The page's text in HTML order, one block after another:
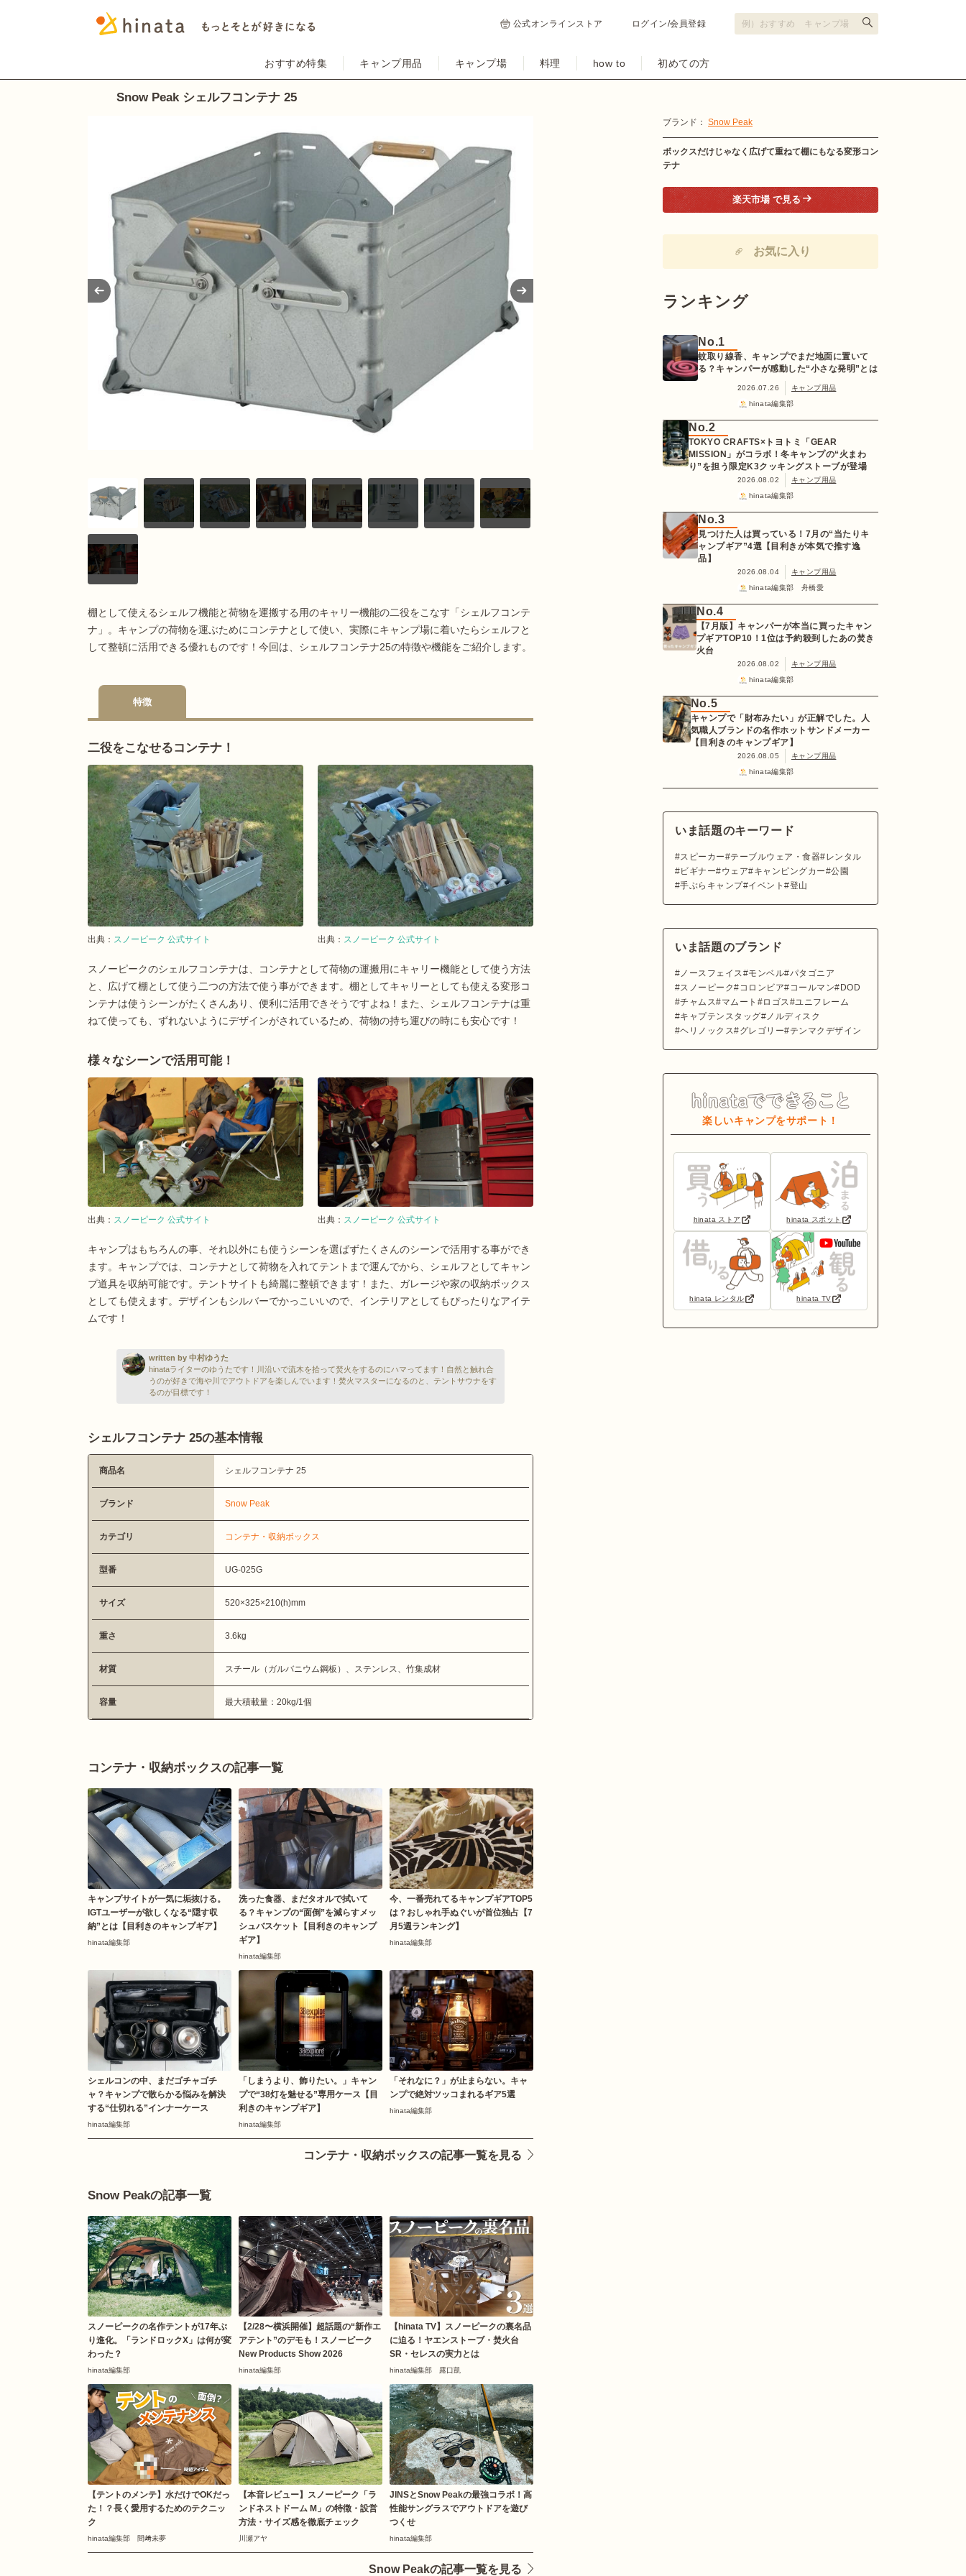
公式オンラインストア ログイン/会員登録
おすすめ特集 キャンプ用品 キャンプ場 料理 how to 初めての方
Snow Peak シェルフコンテナ 25
Next
棚として使えるシェルフ機能と荷物を運搬する用のキャリー機能の二役をこなす「シェルフコンテ
ナ」。キャンプの荷物を運ぶためにコンテナとして使い、実際にキャンプ場に着いたらシェルフと
して整頓に活用できる優れものです！今回は、シェルフコンテナ25の特徴や機能をご紹介します。
特徴
二役をこなせるコンテナ！
出典： スノーピーク 公式サイト 出典： スノーピーク 公式サイト
スノーピークのシェルフコンテナは、コンテナとして荷物の運搬用にキャリー機能として使う方法
と、広げて棚として使う二つの方法で使う事ができます。棚としてキャリーとしても使える変形コ
ンテナは使うシーンがたくさんあり、便利に活用できそうですよね！また、シェルフコンテナは重
ねて使っても、ずれないようにデザインがされているため、荷物の持ち運びの時にも安心です！
様々なシーンで活用可能！
出典： スノーピーク 公式サイト 出典： スノーピーク 公式サイト
キャンプはもちろんの事、それ以外にも使うシーンを選ばずたくさんのシーンで活用する事ができ
ます。キャンプでは、コンテナとして荷物を入れてテントまで運んでから、シェルフとしてキャン
プ道具を収納可能です。テントサイトも綺麗に整頓できます！また、ガレージや家の収納ボックス
としても使えます。デザインもシルバーでかっこいいので、インテリアとしてもぴったりなアイテ
ムです！
written by 中村ゆうた
hinataライターのゆうたです！川沿いで流木を拾って焚火をするのにハマってます！自然と触れ合
うのが好きで海や川でアウトドアを楽しんでいます！焚火マスターになるのと、テントサウナをす
るのが目標です！
シェルフコンテナ 25の基本情報
商品名 シェルフコンテナ 25
ブランド Snow Peak
カテゴリ コンテナ・収納ボックス
型番 UG-025G
サイズ 520×325×210(h)mm
重さ 3.6kg
材質 スチール（ガルバニウム鋼板）、ステンレス、竹集成材
容量 最大積載量：20kg/1個
コンテナ・収納ボックスの記事一覧
キャンプサイトが一気に垢抜ける。
IGTユーザーが欲しくなる“隠す収
納”とは【目利きのキャンプギア】
hinata編集部
洗った食器、まだタオルで拭いて
る？キャンプの“面倒”を減らすメッ
シュバスケット【目利きのキャンプ
ギア】
hinata編集部
今、一番売れてるキャンプギアTOP5
は？おしゃれ手ぬぐいが首位独占【7
月5週ランキング】
hinata編集部
シェルコンの中、まだゴチャゴチ
ャ？キャンプで散らかる悩みを解決
する“仕切れる”インナーケース
hinata編集部
「しまうより、飾りたい。」キャン
プで“38灯を魅せる”専用ケース【目
利きのキャンプギア】
hinata編集部
「それなに？」が止まらない。キャ
ンプで絶対ツッコまれるギア5選
hinata編集部
コンテナ・収納ボックスの記事一覧を見る
Snow Peakの記事一覧
スノーピークの名作テントが17年ぶ
り進化。「ランドロックX」は何が変
わった？
hinata編集部
【2/28〜横浜開催】超話題の“新作エ
アテント”のデモも！スノーピーク
New Products Show 2026
hinata編集部
【hinata TV】スノーピークの裏名品
に迫る！ヤエンストーブ・焚火台
SR・セレスの実力とは
hinata編集部 露口凱
【テントのメンテ】水だけでOKだっ
た！？長く愛用するためのテクニッ
ク
hinata編集部 間﨑未夢
【本音レビュー】スノーピーク「ラ
ンドネストドーム M」の特徴・設営
方法・サイズ感を徹底チェック
川瀬アヤ
JINSとSnow Peakの最強コラボ！高
性能サングラスでアウトドアを遊び
つくせ
hinata編集部
Snow Peakの記事一覧を見る
ブランド： Snow Peak
ボックスだけじゃなく広げて重ねて棚にもなる変形コン
テナ
楽天市場 で見る
お気に入り
ランキング
No.1
蚊取り線香、キャンプでまだ地面に置いて
る？キャンパーが感動した“小さな発明”とは
2026.07.26
キャンプ用品
hinata編集部
No.2
TOKYO CRAFTS×トヨトミ「GEAR
MISSION」がコラボ！冬キャンプの“火まわ
り”を担う限定K3クッキングストーブが登場
2026.08.02
キャンプ用品
hinata編集部
No.3
見つけた人は買っている！7月の“当たりキ
ャンプギア”4選【目利きが本気で推す逸
品】
2026.08.04
キャンプ用品
hinata編集部 舟橋愛
No.4
【7月版】キャンパーが本当に買ったキャン
プギアTOP10！1位は予約殺到したあの焚き
火台
2026.08.02
キャンプ用品
hinata編集部
No.5
キャンプで「財布みたい」が正解でした。人
気職人ブランドの名作ホットサンドメーカー
【目利きのキャンプギア】
2026.08.05
キャンプ用品
hinata編集部
いま話題のキーワード
スピーカー テーブルウェア・食器
レンタル
ビギナー
ウェア キャンピングカー
公園
手ぶらキャンプ イベント 登山
いま話題のブランド
ノースフェイス モンベル パタゴニア
スノーピーク
コロンビア コールマン
DOD
チャムス
マムート ロゴス
ユニフレーム
キャプテンスタッグ
ノルディスク
ヘリノックス
グレゴリー テンマクデザイン
楽しいキャンプをサポート！
hinata ストア hinata スポット
hinata レンタル hinata TV